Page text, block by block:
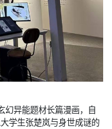
幻异能题材长篇漫画，自
学生张楚岚与身世成谜的